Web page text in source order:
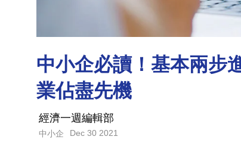
中小企必讀！基本兩步
業佔盡先機
經濟一週編輯部
中小企 Dec 30 2021